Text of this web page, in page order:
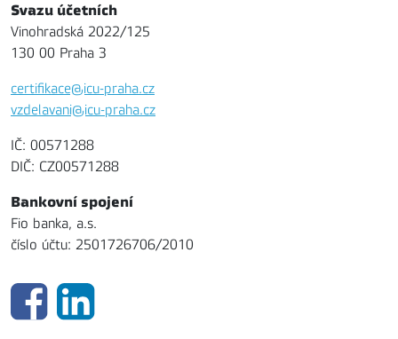
Svazu účetních
Vinohradská 2022/125
130 00 Praha 3
certifikace@icu-praha.cz
vzdelavani@icu-praha.cz
IČ: 00571288
DIČ: CZ00571288
Bankovní spojení
Fio banka, a.s.
číslo účtu: 2501726706/2010